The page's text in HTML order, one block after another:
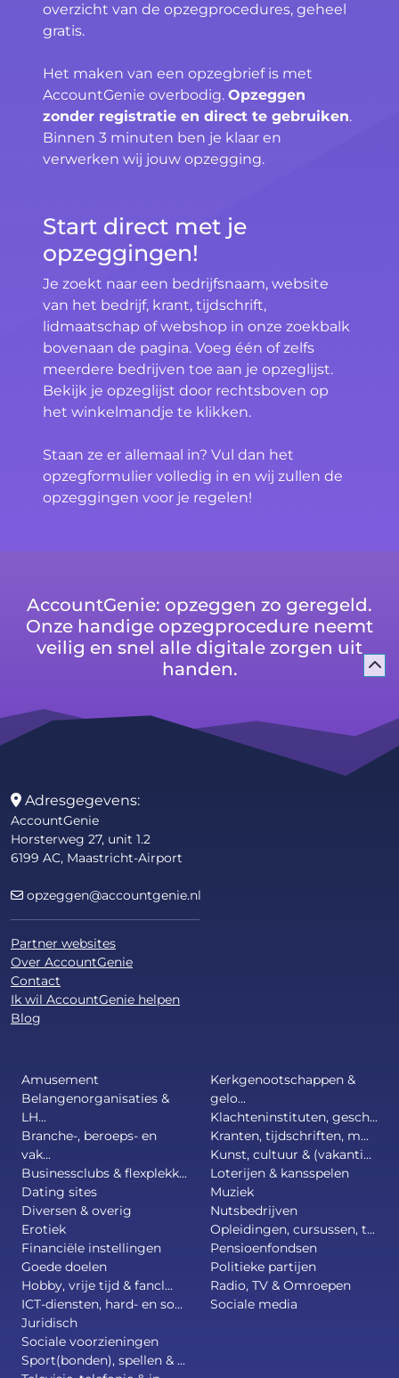
overzicht van de opzegprocedures, geheel
gratis.
Het maken van een opzegbrief is met
AccountGenie overbodig. Opzeggen
zonder registratie en direct te gebruiken.
Binnen 3 minuten ben je klaar en
verwerken wij jouw opzegging.
Start direct met je
opzeggingen!
Je zoekt naar een bedrijfsnaam, website
van het bedrijf, krant, tijdschrift,
lidmaatschap of webshop in onze zoekbalk
bovenaan de pagina. Voeg één of zelfs
meerdere bedrijven toe aan je opzeglijst.
Bekijk je opzeglijst door rechtsboven op
het winkelmandje te klikken.
Staan ze er allemaal in? Vul dan het
opzegformulier volledig in en wij zullen de
opzeggingen voor je regelen!
AccountGenie: opzeggen zo geregeld.
Onze handige opzegprocedure neemt
veilig en snel alle digitale zorgen uit
handen.
Adresgegevens:
AccountGenie
Horsterweg 27, unit 1.2
6199 AC, Maastricht-Airport
opzeggen@accountgenie.nl
Partner websites
Over AccountGenie
Contact
Ik wil AccountGenie helpen
Blog
Amusement
Belangenorganisaties &
LH...
Branche-, beroeps- en
vak...
Businessclubs & flexplekk...
Dating sites
Diversen & overig
Erotiek
Financiële instellingen
Goede doelen
Hobby, vrije tijd & fancl...
ICT-diensten, hard- en so...
Juridisch
Kerkgenootschappen &
gelo...
Klachteninstituten, gesch...
Kranten, tijdschriften, m...
Kunst, cultuur & (vakanti...
Loterijen & kansspelen
Muziek
Nutsbedrijven
Opleidingen, cursussen, t...
Pensioenfondsen
Politieke partijen
Radio, TV & Omroepen
Sociale media
Sociale voorzieningen
Sport(bonden), spellen & ...